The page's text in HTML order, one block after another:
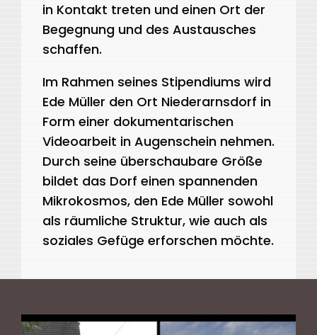
in Kontakt treten und einen Ort der
Begegnung und des Austausches
schaffen.
Im Rahmen seines Stipendiums wird
Ede Müller den Ort Niederarnsdorf in
Form einer dokumentarischen
Videoarbeit in Augenschein nehmen.
Durch seine überschaubare Größe
bildet das Dorf einen spannenden
Mikrokosmos, den Ede Müller sowohl
als räumliche Struktur, wie auch als
soziales Gefüge erforschen möchte.